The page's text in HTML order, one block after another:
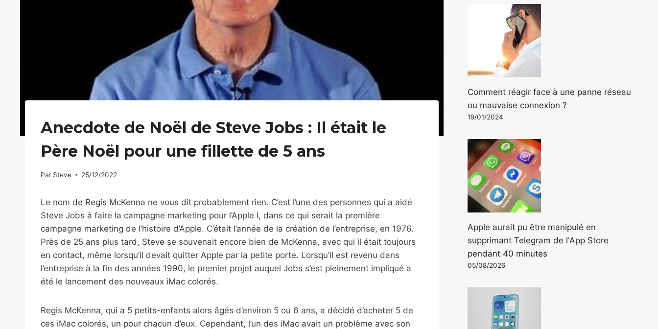
Anecdote de Noël de Steve Jobs : Il était le
Père Noël pour une fillette de 5 ans
Par Steve 25/12/2022
Le nom de Regis McKenna ne vous dit probablement rien. C’est l’une des personnes qui a aidé
Steve Jobs à faire la campagne marketing pour l’Apple I, dans ce qui serait la première
campagne marketing de l’histoire d’Apple. C’était l’année de la création de l’entreprise, en 1976.
Près de 25 ans plus tard, Steve se souvenait encore bien de McKenna, avec qui il était toujours
en contact, même lorsqu’il devait quitter Apple par la petite porte. Lorsqu’il est revenu dans
l’entreprise à la fin des années 1990, le premier projet auquel Jobs s’est pleinement impliqué a
été le lancement des nouveaux iMac colorés.
Regis McKenna, qui a 5 petits-enfants alors âgés d’environ 5 ou 6 ans, a décidé d’acheter 5 de
ces iMac colorés, un pour chacun d’eux. Cependant, l’un des iMac avait un problème avec son
Comment réagir face à une panne réseau
ou mauvaise connexion ?
19/01/2024
Apple aurait pu être manipulé en
supprimant Telegram de l'App Store
pendant 40 minutes
05/08/2026